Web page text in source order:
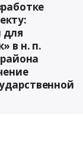
для
в н. п.